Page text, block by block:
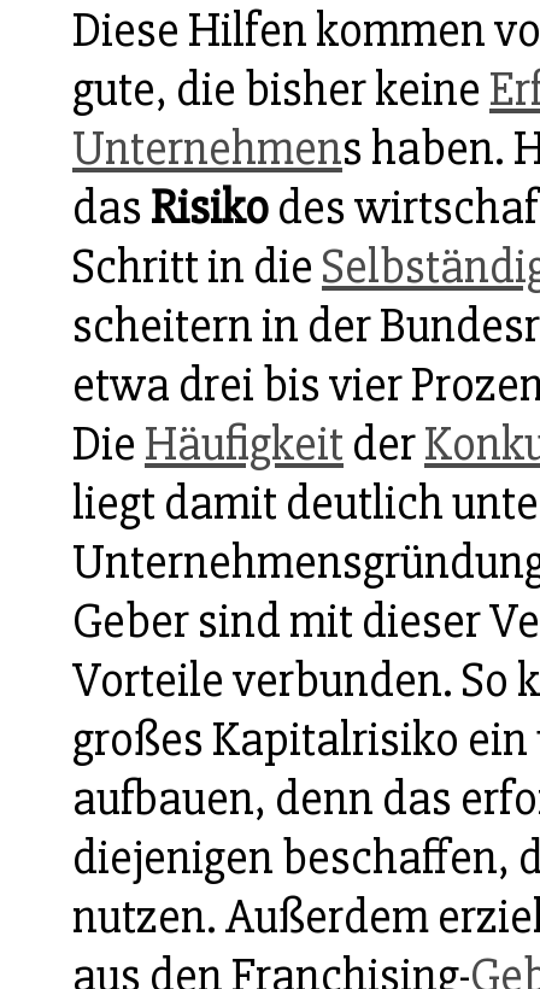
Diese Hilfen kommen
gute, die bisher keine
Unternehmens haben.
dasRisikodes
Schritt in die
scheitern in der
etwa drei bis vier
Die Häufigkeit der
liegt damit deutlich
Geber sind mit dieser
Vorteile verbunden. So
großes Kapitalrisiko
aufbauen, denn das
diejenigen beschaffen,
nutzen. Außerdem
aus den Franchising-